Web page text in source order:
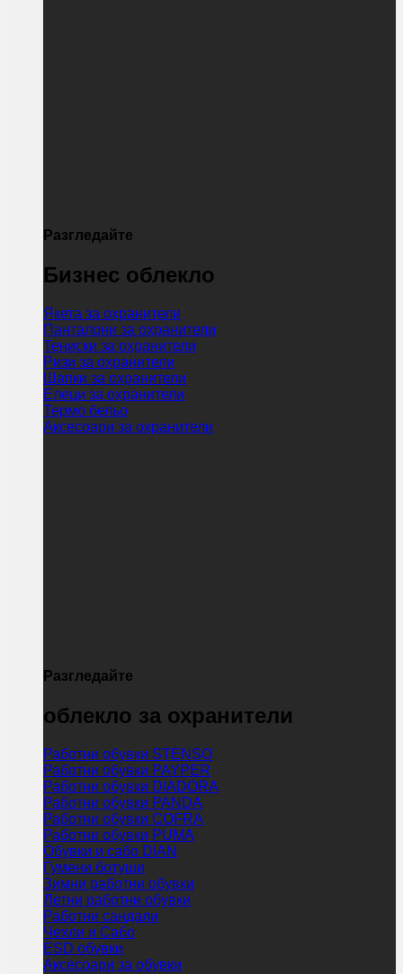
Разгледайте
Бизнес облекло
Якета за охранители
Панталони за охранители
Тениски за охранители
Ризи за охранители
Шапки за охранители
Елеци за охранители
Термо бельо
Аксесоари за охранители
Разгледайте
облекло за охранители
Работни обувки STENSO
Работни обувки PAYPER
Работни обувки DIADORA
Работни обувки PANDA
Работни обувки COFRA
Работни обувки PUMA
Обувки и сабо DIAN
Гумени ботуши
Зимни работни обувки
Летни работни обувки
Работни сандали
Чехли и Сабо
ESD обувки
Аксесоари за обувки